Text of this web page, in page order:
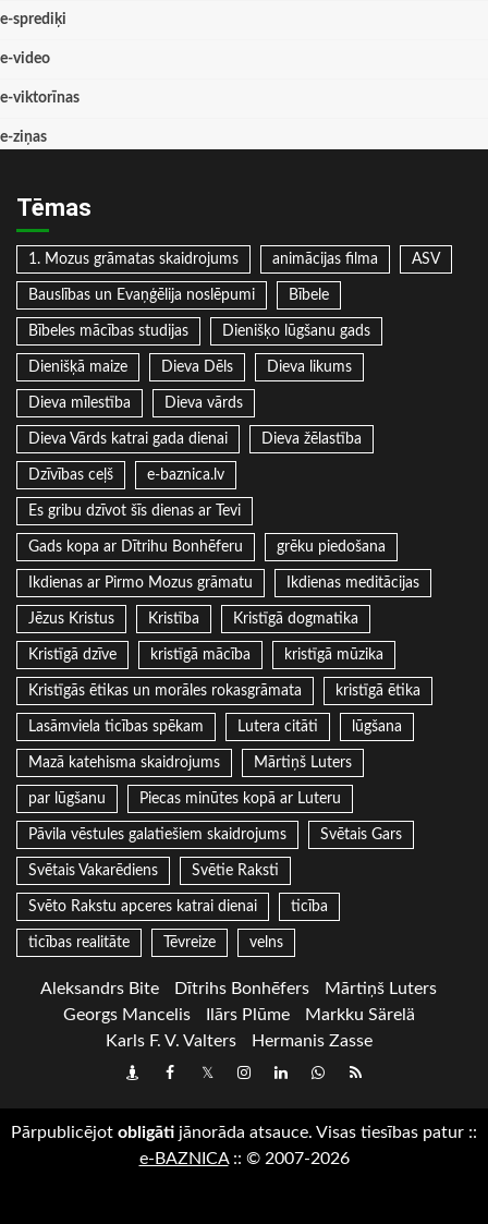
e-sprediķi
e-video
e-viktorīnas
e-ziņas
Tēmas
1. Mozus grāmatas skaidrojums animācijas filma ASV
Bauslības un Evaņģēlija noslēpumi Bībele
Bībeles mācības studijas Dienišķo lūgšanu gads
Dienišķā maize Dieva Dēls Dieva likums
Dieva mīlestība Dieva vārds
Dieva Vārds katrai gada dienai Dieva žēlastība
Dzīvības ceļš e-baznica.lv
Es gribu dzīvot šīs dienas ar Tevi
Gads kopa ar Dītrihu Bonhēferu grēku piedošana
Ikdienas ar Pirmo Mozus grāmatu Ikdienas meditācijas
Jēzus Kristus Kristība Kristīgā dogmatika
Kristīgā dzīve kristīgā mācība kristīgā mūzika
Kristīgās ētikas un morāles rokasgrāmata kristīgā ētika
Lasāmviela ticības spēkam Lutera citāti lūgšana
Mazā katehisma skaidrojums Mārtiņš Luters
par lūgšanu Piecas minūtes kopā ar Luteru
Pāvila vēstules galatiešiem skaidrojums Svētais Gars
Svētais Vakarēdiens Svētie Raksti
Svēto Rakstu apceres katrai dienai ticība
ticības realitāte Tēvreize velns
Aleksandrs Bite Dītrihs Bonhēfers
Mārtiņš Luters
Georgs Mancelis
Ilārs Plūme
Markku Särelä
Karls F. V. Valters
Hermanis Zasse
DraugiemFacebook
TwitterInstagram
LinkedInwhatsapp
RSS
Pārpublicējot obligāti jānorāda atsauce. Visas tiesības patur ::
e-BAZNICA:: © 2007-2026